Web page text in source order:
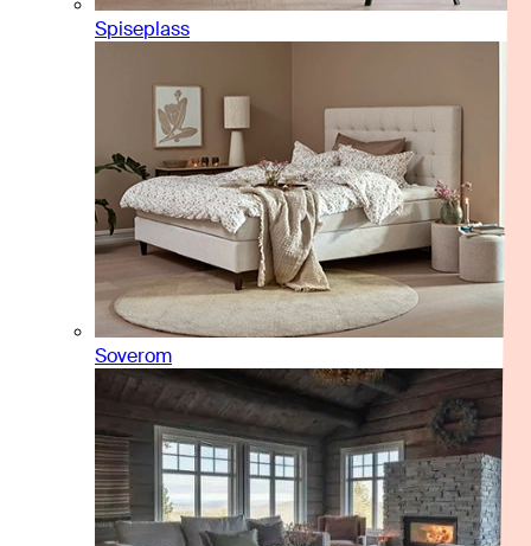
Spiseplass
Soverom